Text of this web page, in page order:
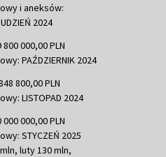
i aneksów:
2024
000,00 PLN
PAŹDZIERNIK 2024
800,00 PLN
LISTOPAD 2024
000,00 PLN
STYCZEŃ 2025
luty 130 mln,